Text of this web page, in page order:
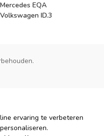
Mercedes EQA
Volkswagen ID.3
ervaring te verbeteren